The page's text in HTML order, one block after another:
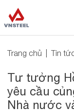
Trang chủ Tin
Tư tưởng
yêu cầu
Nhà nước